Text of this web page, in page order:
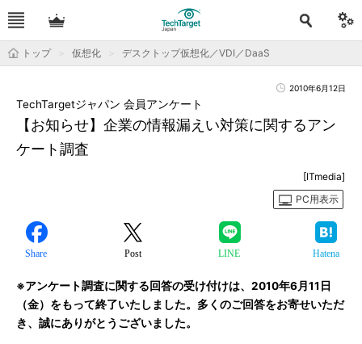
トップ 仮想化 デスクトップ仮想化／VDI／DaaS
2010年6月12日
【お知らせ】企業の情報漏えい対策に関するアン
ケート調査
TechTargetジャパン 会員アンケート
[ITmedia]
PC用表示
Share Post LINE Hatena
※アンケート調査に関する回答の受け付けは、2010年6月11日
（金）をもって終了いたしました。多くのご回答をお寄せいただ
き、誠にありがとうございました。